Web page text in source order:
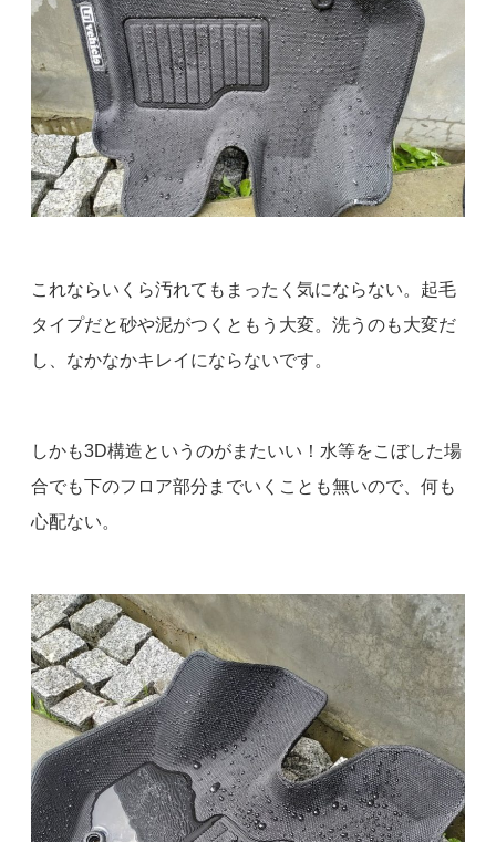
これならいくら汚れてもまったく気にならない。起毛
タイプだと砂や泥がつくともう大変。洗うのも大変だ
し、なかなかキレイにならないです。
しかも3D構造というのがまたいい！水等をこぼした場
合でも下のフロア部分までいくことも無いので、何も
心配ない。